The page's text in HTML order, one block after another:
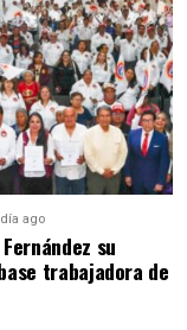
ago
su
trabajadora de